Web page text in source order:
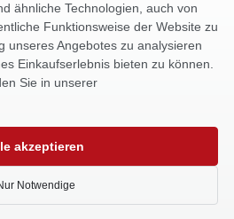
ähnliche Technologien, auch von
Funktionsweise der Website zu
unseres Angebotes zu analysieren
Einkaufserlebnis bieten zu können.
Sie in unserer
akzeptieren
Notwendige